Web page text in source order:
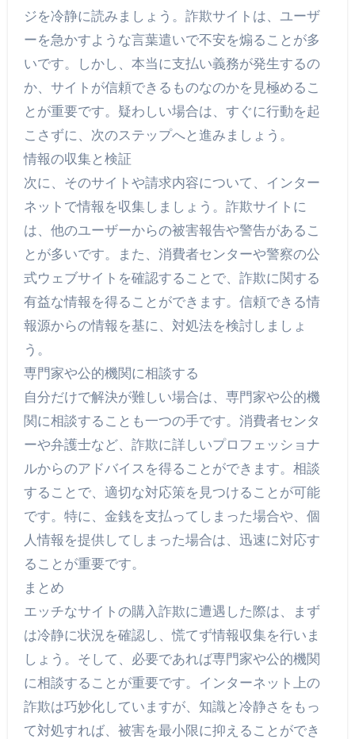
ジを冷静に読みましょう。詐欺サイトは、ユーザ
ーを急かすような言葉遣いで不安を煽ることが多
いです。しかし、本当に支払い義務が発生するの
か、サイトが信頼できるものなのかを見極めるこ
とが重要です。疑わしい場合は、すぐに行動を起
こさずに、次のステップへと進みましょう。
情報の収集と検証
次に、そのサイトや請求内容について、インター
ネットで情報を収集しましょう。詐欺サイトに
は、他のユーザーからの被害報告や警告があるこ
とが多いです。また、消費者センターや警察の公
式ウェブサイトを確認することで、詐欺に関する
有益な情報を得ることができます。信頼できる情
報源からの情報を基に、対処法を検討しましょ
う。
専門家や公的機関に相談する
自分だけで解決が難しい場合は、専門家や公的機
関に相談することも一つの手です。消費者センタ
ーや弁護士など、詐欺に詳しいプロフェッショナ
ルからのアドバイスを得ることができます。相談
することで、適切な対応策を見つけることが可能
です。特に、金銭を支払ってしまった場合や、個
人情報を提供してしまった場合は、迅速に対応す
ることが重要です。
まとめ
エッチなサイトの購入詐欺に遭遇した際は、まず
は冷静に状況を確認し、慌てず情報収集を行いま
しょう。そして、必要であれば専門家や公的機関
に相談することが重要です。インターネット上の
詐欺は巧妙化していますが、知識と冷静さをもっ
て対処すれば、被害を最小限に抑えることができ